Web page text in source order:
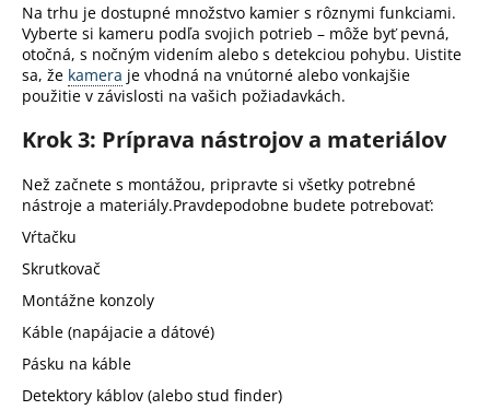
Na trhu je dostupné množstvo kamier s rôznymi funkciami.
Vyberte si kameru podľa svojich potrieb – môže byť pevná,
otočná, s nočným videním alebo s detekciou pohybu. Uistite
sa, že kamera je vhodná na vnútorné alebo vonkajšie
použitie v závislosti na vašich požiadavkách.
Krok 3: Príprava nástrojov a materiálov
Než začnete s montážou, pripravte si všetky potrebné
nástroje a materiály.Pravdepodobne budete potrebovať:
Vŕtačku
Skrutkovač
Montážne konzoly
Káble (napájacie a dátové)
Pásku na káble
Detektory káblov (alebo stud finder)